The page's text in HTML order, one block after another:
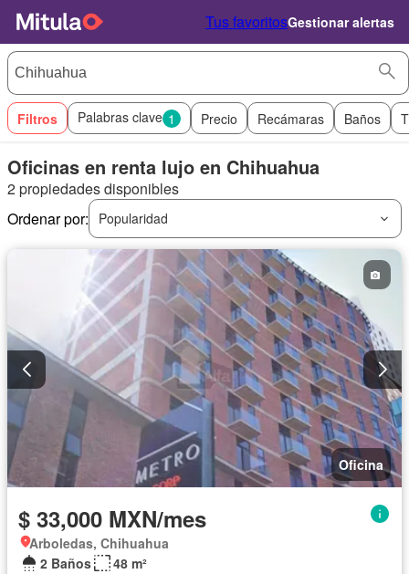
Tus favoritosGestionar alertas
Filtros Palabras clave 1 Precio Recámaras Baños
Oficinas en renta lujo en Chihuahua
2 propiedades disponibles
Ordenar por:
Popularidad
Oficina
$ 33,000 MXN/mes
Arboledas, Chihuahua
2 Baños
48 m²